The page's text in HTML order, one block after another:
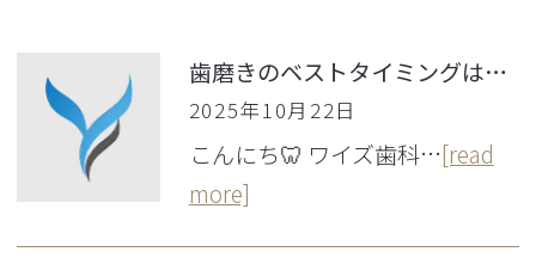
歯磨きのベストタイミングは「食後すぐ」じゃない？
2025年10月22日
こんにち🦷 ワイズ歯科…[read
more]